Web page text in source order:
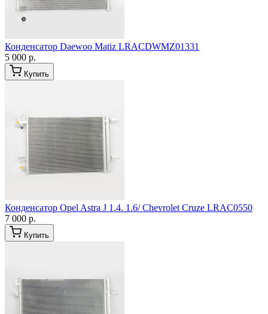
Конденсатор Daewoo Matiz LRACDWMZ01331
5 000 р.
Купить
Конденсатор Opel Astra J 1.4. 1.6/ Chevrolet Cruze LRAC0550
7 000 р.
Купить